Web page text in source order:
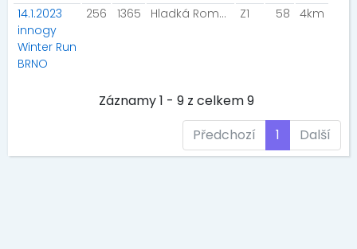
14.1.2023
innogy
Winter Run
BRNO
256 1365 Hladká Romana Z1 58 4km
Záznamy 1 - 9 z celkem 9
Předchozí
1 Další